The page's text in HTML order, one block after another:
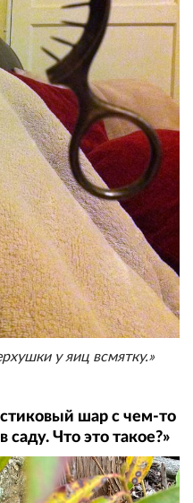
у яиц всмятку.»
шар с чем-то
Что это такое?»